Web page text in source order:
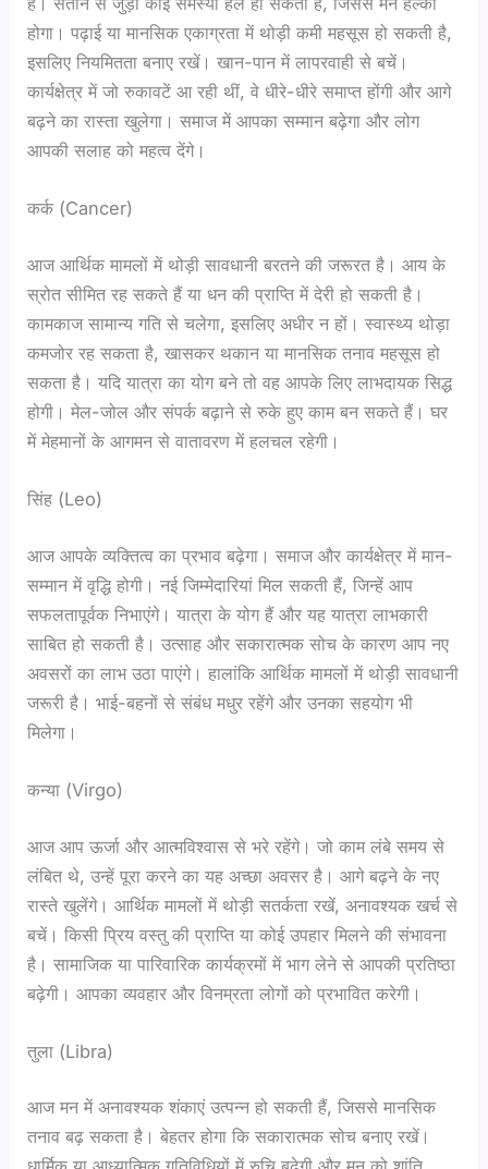
होगा। पढ़ाई या मानसिक एकाग्रता में थोड़ी कमी महसूस हो सकती है,
इसलिए नियमितता बनाए रखें। खान-पान में लापरवाही से बचें।
कार्यक्षेत्र में जो रुकावटें आ रही थीं, वे धीरे-धीरे समाप्त होंगी और आगे
बढ़ने का रास्ता खुलेगा। समाज में आपका सम्मान बढ़ेगा और लोग
आपकी सलाह को महत्व देंगे।
कर्क (Cancer)
आज आर्थिक मामलों में थोड़ी सावधानी बरतने की जरूरत है। आय के
स्रोत सीमित रह सकते हैं या धन की प्राप्ति में देरी हो सकती है।
कामकाज सामान्य गति से चलेगा, इसलिए अधीर न हों। स्वास्थ्य थोड़ा
कमजोर रह सकता है, खासकर थकान या मानसिक तनाव महसूस हो
सकता है। यदि यात्रा का योग बने तो वह आपके लिए लाभदायक सिद्ध
होगी। मेल-जोल और संपर्क बढ़ाने से रुके हुए काम बन सकते हैं। घर
में मेहमानों के आगमन से वातावरण में हलचल रहेगी।
सिंह (Leo)
आज आपके व्यक्तित्व का प्रभाव बढ़ेगा। समाज और कार्यक्षेत्र में मान-
सम्मान में वृद्धि होगी। नई जिम्मेदारियां मिल सकती हैं, जिन्हें आप
सफलतापूर्वक निभाएंगे। यात्रा के योग हैं और यह यात्रा लाभकारी
साबित हो सकती है। उत्साह और सकारात्मक सोच के कारण आप नए
अवसरों का लाभ उठा पाएंगे। हालांकि आर्थिक मामलों में थोड़ी सावधानी
जरूरी है। भाई-बहनों से संबंध मधुर रहेंगे और उनका सहयोग भी
मिलेगा।
कन्या (Virgo)
आज आप ऊर्जा और आत्मविश्वास से भरे रहेंगे। जो काम लंबे समय से
लंबित थे, उन्हें पूरा करने का यह अच्छा अवसर है। आगे बढ़ने के नए
रास्ते खुलेंगे। आर्थिक मामलों में थोड़ी सतर्कता रखें, अनावश्यक खर्च से
बचें। किसी प्रिय वस्तु की प्राप्ति या कोई उपहार मिलने की संभावना
है। सामाजिक या पारिवारिक कार्यक्रमों में भाग लेने से आपकी प्रतिष्ठा
बढ़ेगी। आपका व्यवहार और विनम्रता लोगों को प्रभावित करेगी।
तुला (Libra)
आज मन में अनावश्यक शंकाएं उत्पन्न हो सकती हैं, जिससे मानसिक
तनाव बढ़ सकता है। बेहतर होगा कि सकारात्मक सोच बनाए रखें।